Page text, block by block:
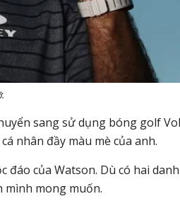
sang sử dụng bóng golf
nhân đầy màu mè của anh.
của Watson. Dù có hai danh
mình mong muốn.